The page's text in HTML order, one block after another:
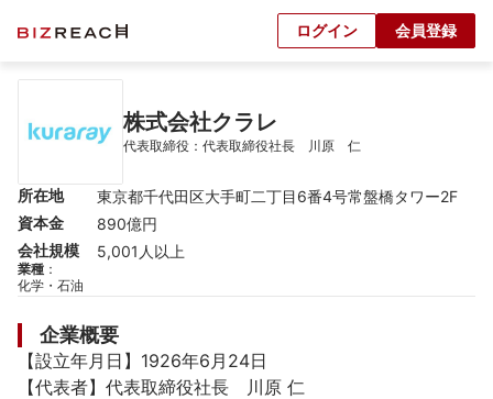
ログイン 会員登録
株式会社クラレ
代表取締役：代表取締役社長　川原　仁
所在地
東京都千代田区大手町二丁目6番4号常盤橋タワー2F
資本金
890億円
会社規模
5,001人以上
業種 ：
化学・石油
企業概要
【設立年月日】1926年6月24日
【代表者】代表取締役社長　川原 仁